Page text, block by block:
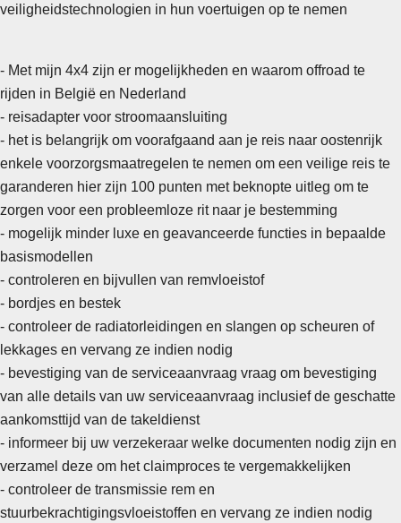
veiligheidstechnologien in hun voertuigen op te nemen
- Met mijn 4x4 zijn er mogelijkheden en waarom offroad te
rijden in België en Nederland
- reisadapter voor stroomaansluiting
- het is belangrijk om voorafgaand aan je reis naar oostenrijk
enkele voorzorgsmaatregelen te nemen om een veilige reis te
garanderen hier zijn 100 punten met beknopte uitleg om te
zorgen voor een probleemloze rit naar je bestemming
- mogelijk minder luxe en geavanceerde functies in bepaalde
basismodellen
- controleren en bijvullen van remvloeistof
- bordjes en bestek
- controleer de radiatorleidingen en slangen op scheuren of
lekkages en vervang ze indien nodig
- bevestiging van de serviceaanvraag vraag om bevestiging
van alle details van uw serviceaanvraag inclusief de geschatte
aankomsttijd van de takeldienst
- informeer bij uw verzekeraar welke documenten nodig zijn en
verzamel deze om het claimproces te vergemakkelijken
- controleer de transmissie rem en
stuurbekrachtigingsvloeistoffen en vervang ze indien nodig